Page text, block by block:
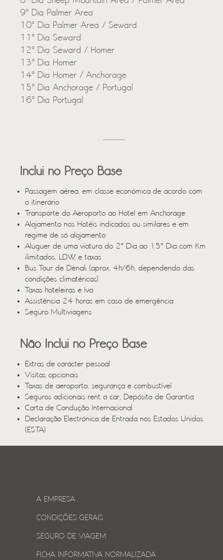
9º Dia Palmer Area
10º Dia Palmer Area / Seward
11º Dia Seward
12º Dia Seward / Homer
13º Dia Homer
14º Dia Homer / Anchorage
15º Dia Anchorage / Portugal
16º Dia Portugal
Inclui no Preço Base
Passagem aérea, em classe económica de acordo com
o itinerário
Transporte do Aeroporto ao Hotel em Anchorage
Alojamento nos Hotéis indicados ou similares e em
regime de só alojamento
Aluguer de uma viatura do 2º Dia ao 15º Dia com Km
ilimitados, LDW, e taxas
Bus Tour de Denali (aprox. 4h/6h, dependendo das
condições climatéricas)
Taxas hoteleiras e Iva
Assistência 24 horas em caso de emergência
Seguro Multiviagens
Não Inclui no Preço Base
Extras de carácter pessoal
Visitas opcionais
Taxas de aeroporto, segurança e combustível
Seguros adicionais rent a car, Depósito de Garantia
Carta de Condução Internacional
Declaração Electrónica de Entrada nos Estados Unidos
(ESTA)
A EMPRESA
CONDIÇÕES GERAIS
SEGURO DE VIAGEM
FICHA INFORMATIVA NORMALIZADA